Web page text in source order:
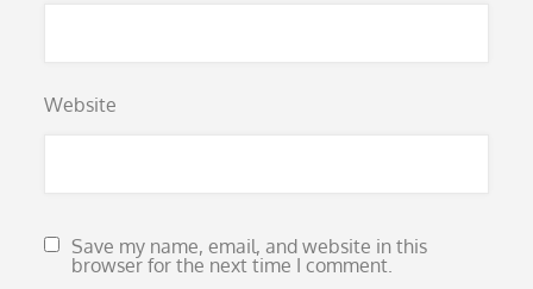
Website
Save my name, email, and website in this
browser for the next time I comment.